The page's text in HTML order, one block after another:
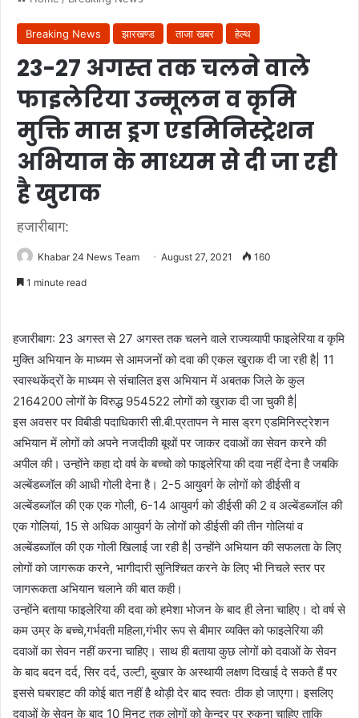
Breaking News झारखण्ड ताजा खबर हेल्थ
23-27 अगस्त तक चलने वाले
फाइलेरिया उन्मूलन व कृमि
मुक्ति मास ड्रग एडमिनिस्ट्रेशन
अभियान के माध्यम से दी जा रही
है खुराक
हजारीबाग:
Khabar 24 News Team August 27, 2021 160
1 minute read
हजारीबाग: 23 अगस्त से 27 अगस्त तक चलने वाले राज्यव्यापी फाइलेरिया व कृमि
मुक्ति अभियान के माध्यम से आमजनों को दवा की एकल खुराक दी जा रही है| 11
स्वास्थकेंद्रों के माध्यम से संचालित इस अभियान में अबतक जिले के कुल
2164200 लोगों के विरुद्ध 954522 लोगों को खुराक दी जा चुकी है|
इस अवसर पर विबीडी पदाधिकारी सी.बी.प्रतापन ने मास ड्रग एडमिनिस्ट्रेशन
अभियान में लोगों को अपने नजदीकी बूथों पर जाकर दवाओं का सेवन करने की
अपील की। उन्होंने कहा दो वर्ष के बच्चो को फाइलेरिया की दवा नहीं देना है जबकि
अल्बेंडब्जॉल की आधी गोली देना है। 2-5 आयुवर्ग के लोगों को डीईसी व
अल्बेंडब्जॉल की एक एक गोली, 6-14 आयुवर्ग को डीईसी की 2 व अल्बेंडब्जॉल की
एक गोलियां, 15 से अधिक आयुवर्ग के लोगों को डीईसी की तीन गोलियां व
अल्बेंडब्जॉल की एक गोली खिलाई जा रही है| उन्होंने अभियान की सफलता के लिए
लोगों को जागरूक करने, भागीदारी सुनिश्चित करने के लिए भी निचले स्तर पर
जागरूकता अभियान चलाने की बात कही।
उन्होंने बताया फाइलेरिया की दवा को हमेशा भोजन के बाद ही लेना चाहिए। दो वर्ष से
कम उम्र के बच्चे,गर्भवती महिला,गंभीर रूप से बीमार व्यक्ति को फाइलेरिया की
दवाओं का सेवन नहीं करना चाहिए। साथ ही बताया कुछ लोगों को दवाओं के सेवन
के बाद बदन दर्द, सिर दर्द, उल्टी, बुखार के अस्थायी लक्षण दिखाई दे सकते हैं पर
इससे घबराहट की कोई बात नहीं है थोड़ी देर बाद स्वतः ठीक हो जाएगा। इसलिए
दवाओं के सेवन के बाद 10 मिनट तक लोगों को केन्द्र पर रुकना चाहिए ताकि